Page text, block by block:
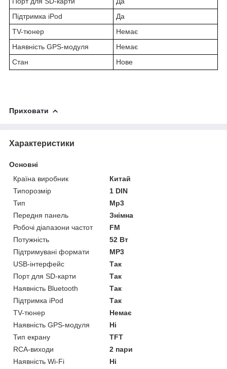
Підтримка iPod
Да
TV-тюнер
Немає
Наявність GPS-модуля
Немає
Стан
Нове
Приховати
Характеристики
Основні
Країна виробник
Китай
Типорозмір
1 DIN
Тип
Mp3
Передня панель
Знімна
Робочі діапазони частот
FM
Потужність
52 Вт
Підтримувані формати
MP3
USB-інтерфейс
Так
Порт для SD-карти
Так
Наявність Bluetooth
Так
Підтримка iPod
Так
TV-тюнер
Немає
Наявність GPS-модуля
Ні
Тип екрану
TFT
RCA-виходи
2 пари
Наявність Wi-Fi
Ні